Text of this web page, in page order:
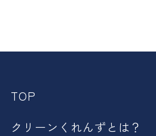
TOP
クリーンくれんずとは？